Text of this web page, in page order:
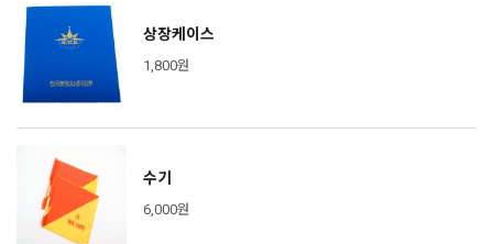
상장케이스
1,800원
수기
6,000원